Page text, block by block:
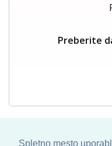
Spletno mesto
Preberite